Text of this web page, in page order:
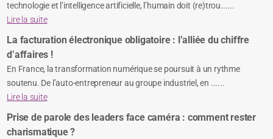
technologie et l’intelligence artificielle, l’humain doit (re)trou......
Lire la suite
La facturation électronique obligatoire : l’alliée du chiffre
d’affaires !
En France, la transformation numérique se poursuit à un rythme
soutenu. De l’auto-entrepreneur au groupe industriel, en ......
Lire la suite
Prise de parole des leaders face caméra : comment rester
charismatique ?